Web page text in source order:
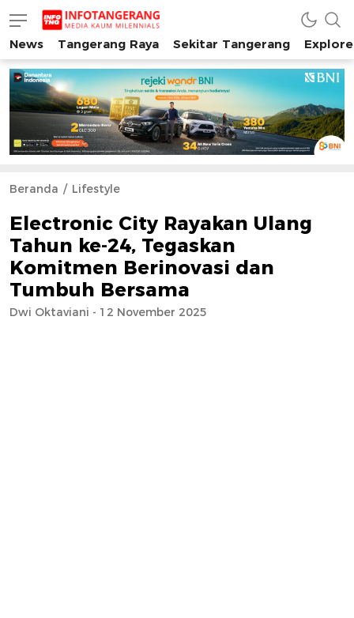
INFO TANGERANG
Media Kaum Millenials Tangerang Raya
News Tangerang Raya Sekitar Tangerang
Beranda Lifestyle
Electronic City Rayakan Ulang
Tahun ke-24, Tegaskan
Komitmen Berinovasi dan
Tumbuh Bersama
Dwi Oktaviani - 12 November 2025